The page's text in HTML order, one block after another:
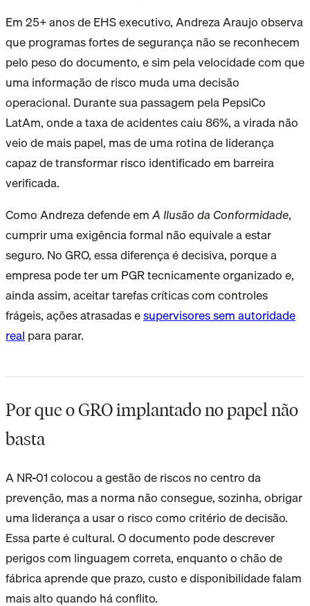
Em 25+ anos de EHS executivo, Andreza Araujo observa
que programas fortes de segurança não se reconhecem
pelo peso do documento, e sim pela velocidade com que
uma informação de risco muda uma decisão
operacional. Durante sua passagem pela PepsiCo
LatAm, onde a taxa de acidentes caiu 86%, a virada não
veio de mais papel, mas de uma rotina de liderança
capaz de transformar risco identificado em barreira
verificada.
Como Andreza defende emA Ilusão da Conformidade,
cumprir uma exigência formal não equivale a estar
seguro. No GRO, essa diferença é decisiva, porque a
empresa pode ter um PGR tecnicamente organizado e,
ainda assim, aceitar tarefas críticas com controles
frágeis, ações atrasadas esupervisores sem autoridade
real para parar.
Por que o GRO implantado no papel não
basta
A NR-01 colocou a gestão de riscos no centro da
prevenção, mas a norma não consegue, sozinha, obrigar
uma liderança a usar o risco como critério de decisão.
Essa parte é cultural. O documento pode descrever
perigos com linguagem correta, enquanto o chão de
fábrica aprende que prazo, custo e disponibilidade falam
mais alto quando há conflito.